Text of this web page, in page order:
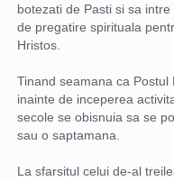
botezati de Pasti si sa
de pregatire spirituala
Hristos.
Tinand seamana ca
inainte de inceperea
secole se obisnuia sa se
sau o saptamana.
La sfarsitul celui de-al